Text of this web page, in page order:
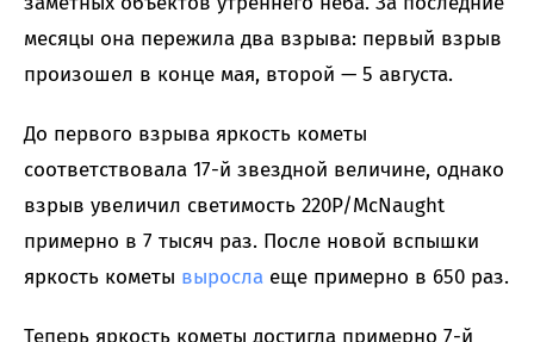
месяцы она пережила два взрыва: первый взрыв
произошел в конце мая, второй — 5 августа.
До первого взрыва яркость кометы
соответствовала 17-й звездной величине, однако
взрыв увеличил светимость 220P/McNaught
примерно в 7 тысяч раз. После новой вспышки
яркость кометы выросла еще примерно в 650 раз.
Теперь яркость кометы достигла примерно 7-й